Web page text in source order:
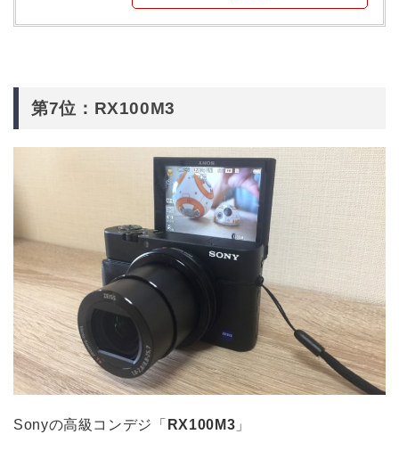
第7位：RX100M3
Sonyの高級コンデジ「 RX100M3 」